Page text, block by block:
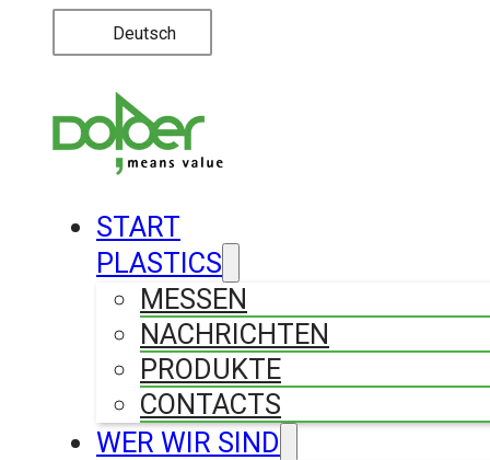
Deutsch
START
PLASTICS
MESSEN
NACHRICHTEN
PRODUKTE
CONTACTS
WER WIR SIND